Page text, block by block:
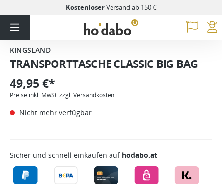
KostenloserVersand ab 150 €
KINGSLAND
TRANSPORTTASCHE CLASSIC BIG BAG
49,95 €*
Preise inkl. MwSt. zzgl. Versandkosten
Nicht mehr verfügbar
Sicher und schnell einkaufen auf hodabo.at